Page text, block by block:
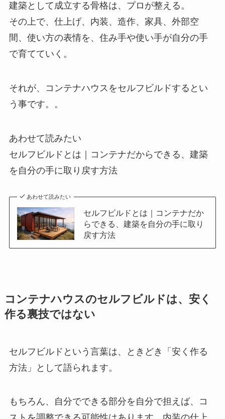
建築として成立する骨格は、プロが整える。
その上で、仕上げ、内装、造作、家具、外部空
間、使い方の表情を、住み手や使い手が自分の手
で育てていく。
それが、コンテナハウスをセルフビルドするとい
う事です。。
あわせて読みたい
セルフビルドとは｜コンテナだからできる、建築
を自分の手に取り戻す方法
あわせて読みたい
セルフビルドとは｜コンテナだか
らできる、建築を自分の手に取り
戻す方法
コンテナハウスのセルフビルドは、安く
作る裏技ではない
セルフビルドという言葉は、ときどき「安く作る
方法」として語られます。
もちろん、自分でできる部分を自分で担えば、コ